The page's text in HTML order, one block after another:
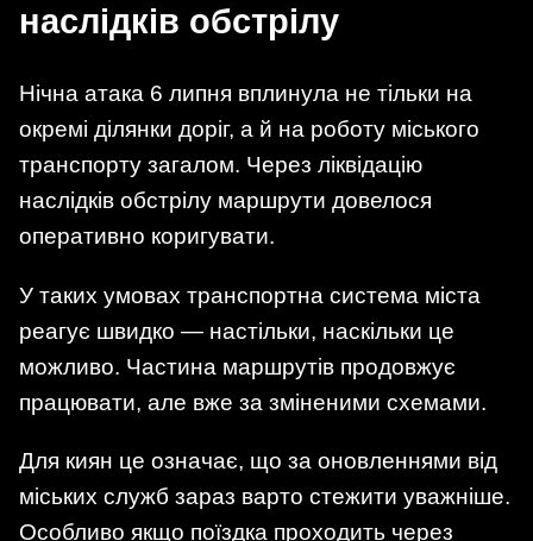
наслідків обстрілу
Нічна атака 6 липня вплинула не тільки на
окремі ділянки доріг, а й на роботу міського
транспорту загалом. Через ліквідацію
наслідків обстрілу маршрути довелося
оперативно коригувати.
У таких умовах транспортна система міста
реагує швидко — настільки, наскільки це
можливо. Частина маршрутів продовжує
працювати, але вже за зміненими схемами.
Для киян це означає, що за оновленнями від
міських служб зараз варто стежити уважніше.
Особливо якщо поїздка проходить через